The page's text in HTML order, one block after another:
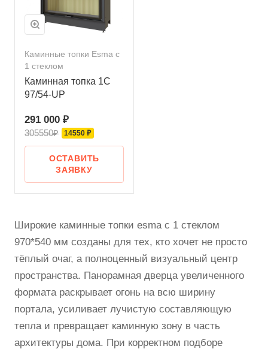
Каминные топки Esma с
1 стеклом
Каминная топка 1C
97/54-UP
291 000 ₽
305550₽ 14550 ₽
ОСТАВИТЬ
ЗАЯВКУ
Широкие каминные топки esma с 1 стеклом
970*540 мм созданы для тех, кто хочет не просто
тёплый очаг, а полноценный визуальный центр
пространства. Панорамная дверца увеличенного
формата раскрывает огонь на всю ширину
портала, усиливает лучистую составляющую
тепла и превращает каминную зону в часть
архитектуры дома. При корректном подборе